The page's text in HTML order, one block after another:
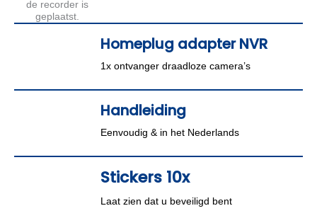
Homeplug adapter NVR
1x ontvanger draadloze camera’s
Handleiding
Eenvoudig & in het Nederlands
Stickers 10x
Laat zien dat u beveiligd bent